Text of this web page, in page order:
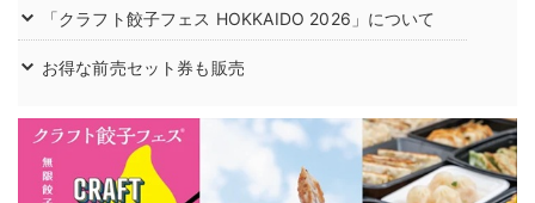
「クラフト餃子フェス HOKKAIDO 2026」について
お得な前売セット券も販売